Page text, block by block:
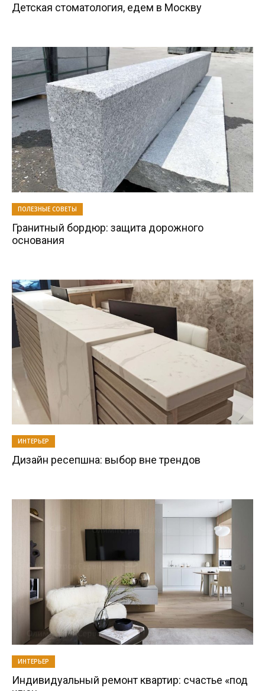
Детская стоматология, едем в Москву
ПОЛЕЗНЫЕ СОВЕТЫ
Гранитный бордюр: защита дорожного
основания
ИНТЕРЬЕР
Дизайн ресепшна: выбор вне трендов
ИНТЕРЬЕР
Индивидуальный ремонт квартир: счастье «под